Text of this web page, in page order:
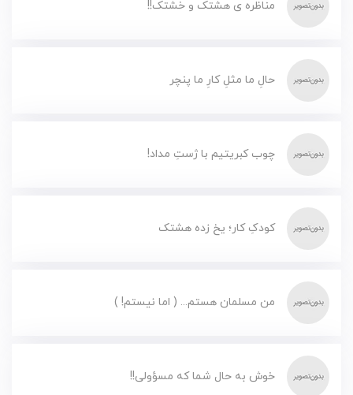
مناظره ی هشتک و خشتک!!
حالِ ما مثلِ کارِ ما پنچر
چوب کبریتیم با ژستِ مداد!
کودکِ کار؛ یخ زده هشتک
من مسلمان هستم... ( اما نیستم! )
خوش به حال شما که مسؤولی!!